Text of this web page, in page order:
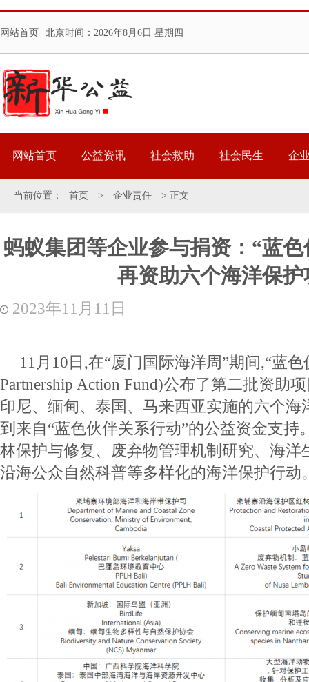
网站首页 北京时间： 2026年8月6日 星期四
网站首页 公益资讯 社会救助 社会民生 企
当前位置： 首页 > 企业责任 > 正文
蚂蚁集团等企业参与捐资：“蓝
再资助六个海洋保护
2023年11月11日
11月10日,在“厦门国际海洋周”期间,“蓝
Partnership Action Fund)公布了第二批资助
印尼、缅甸、泰国、马来西亚实施的六个海
到来自“蓝色伙伴关系行动”的公益资金支持
林保护与修复、废弃物管理机制研究、海洋
沿海公众自然科普等多样化的海洋保护行动